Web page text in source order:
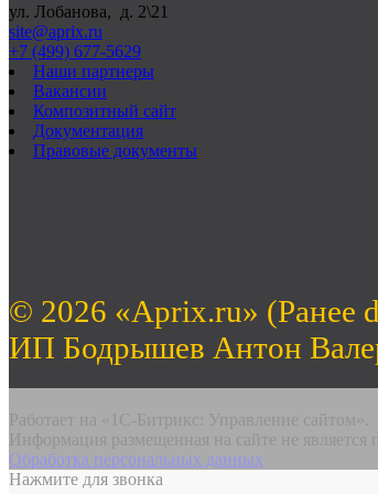
ул. Лобанова, д. 2\21
site@aprix.ru
+7 (499) 677-5629
Наши партнеры
Вакансии
Композитный сайт
Документация
Правовые документы
© 2026 «Aprix.ru» (Ранее
ИП Бодрышев Антон
Работает на «1С-Битрикс: Управление сайтом».
Информация размещенная на сайте не является
Обработка персональных данных
Нажмите для звонка